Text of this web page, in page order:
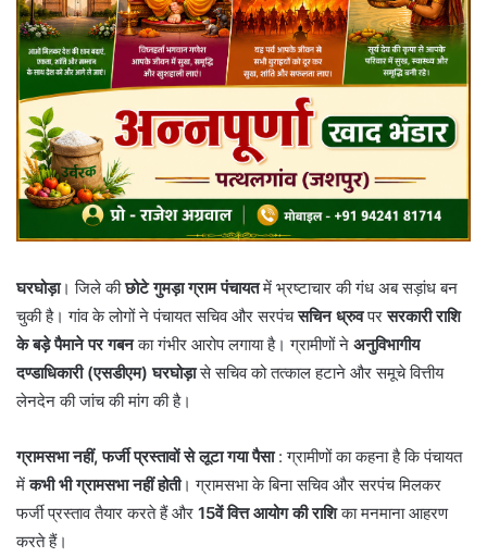
घरघोड़ा। जिले कीछोटे गुमड़ा ग्राम पंचायतमें भ्रष्टाचार की गंध अब सड़ांध बन
चुकी है। गांव के लोगों ने पंचायत सचिव और सरपंचसचिन ध्रुवपरसरकारी राशि
के बड़े पैमाने पर गबनका गंभीर आरोप लगाया है। ग्रामीणों ने अनुविभागीय
दण्डाधिकारी (एसडीएम) घरघोड़ासे सचिव को तत्काल हटाने और समूचे वित्तीय
लेनदेन की जांच की मांग की है।
ग्रामसभा नहीं, फर्जी प्रस्तावों से लूटा गया पैसा: ग्रामीणों का कहना है कि पंचायत
मेंकभी भी ग्रामसभा नहीं होती। ग्रामसभा के बिना सचिव और सरपंच मिलकर
फर्जी प्रस्ताव तैयार करते हैं और 15वें वित्त आयोग की राशिका मनमाना आहरण
करते हैं।